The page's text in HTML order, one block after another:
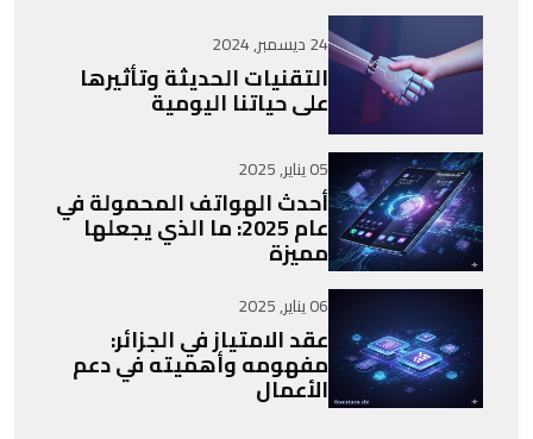
24 ديسمبر, 2024
التقنيات الحديثة وتأثيرها
على حياتنا اليومية
05 يناير, 2025
أحدث الهواتف المحمولة في
عام 2025: ما الذي يجعلها
مميزة
06 يناير, 2025
عقد الامتياز في الجزائر:
مفهومه وأهميته في دعم
الأعمال